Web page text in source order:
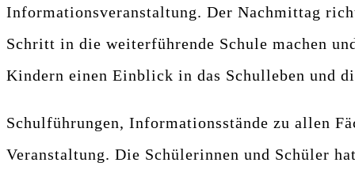
Informationsveranstaltung. Der Nachmittag
Schritt in die weiterführende Schule machen
Kindern einen Einblick in das Schulleben und
Schulführungen, Informationsstände zu allen
Veranstaltung. Die Schülerinnen und Schüler